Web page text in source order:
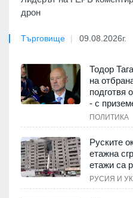
дрон
Търговище 09.08.2026г.
Тодор
на
подготвя
- с
ПОЛИТИКА
Руските
етажна
етажи са
РУСИЯ И